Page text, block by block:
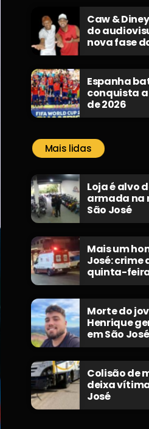
Caw &
do
nova fase
Espanha
conquista
de 2026
Mais lidas
Loja é alvo
armada na
São José
Mais um
José: crime
quinta-
Morte do
Henrique
em São José
Colisão de
deixa
José